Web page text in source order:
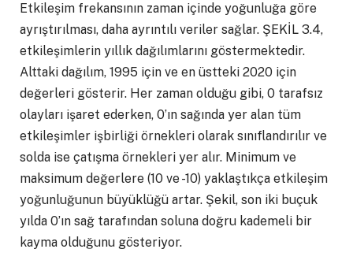
Etkileşim frekansının zaman içinde yoğunluğa göre
ayrıştırılması, daha ayrıntılı veriler sağlar. ŞEKİL 3.4,
etkileşimlerin yıllık dağılımlarını göstermektedir.
Alttaki dağılım, 1995 için ve en üstteki 2020 için
değerleri gösterir. Her zaman olduğu gibi, 0 tarafsız
olayları işaret ederken, 0’ın sağında yer alan tüm
etkileşimler işbirliği örnekleri olarak sınıflandırılır ve
solda ise çatışma örnekleri yer alır. Minimum ve
maksimum değerlere (10 ve -10) yaklaştıkça etkileşim
yoğunluğunun büyüklüğü artar. Şekil, son iki buçuk
yılda 0’ın sağ tarafından soluna doğru kademeli bir
kayma olduğunu gösteriyor.